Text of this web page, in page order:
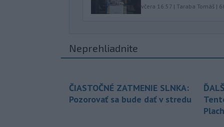
včera 16:57 | Taraba Tomáš |
Neprehliadnite
ČIASTOČNÉ ZATMENIE SLNKA:
Pozorovať sa bude dať v stredu